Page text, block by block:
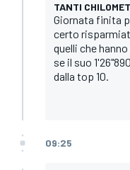
TANTI
Giornata finita
certo
quelli che
se il suo
dalla top 10.
09:25